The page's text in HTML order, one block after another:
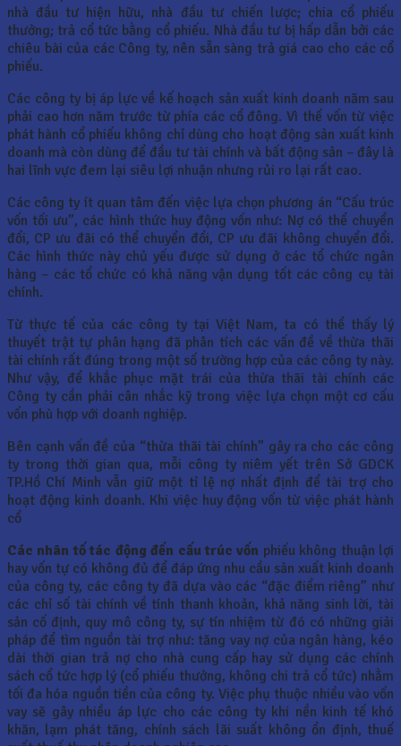
nhà đầu tư hiện hữu, nhà đầu tư chiến lược; chia cổ phiếu
thưởng; trả cổ tức bằng cổ phiếu. Nhà đầu tư bị hấp dẫn bởi các
chiêu bài của các Công ty, nên sẵn sàng trả giá cao cho các cổ
phiếu.
Các công ty bị áp lực về kế hoạch sản xuất kinh doanh năm sau
phải cao hơn năm trước từ phía các cổ đông. Vì thế vốn từ việc
phát hành cổ phiếu không chỉ dùng cho hoạt động sản xuất kinh
doanh mà còn dùng để đầu tư tài chính và bất động sản – đây là
hai lĩnh vực đem lại siêu lợi nhuận nhưng rủi ro lại rất cao.
Các công ty ít quan tâm đến việc lựa chọn phương án “Cấu trúc
vốn tối ưu”, các hình thức huy động vốn như: Nợ có thể chuyển
đổi, CP ưu đãi có thể chuyển đổi, CP ưu đãi không chuyển đổi.
Các hình thức này chủ yếu được sử dụng ở các tổ chức ngân
hàng – các tổ chức có khả năng vận dụng tốt các công cụ tài
chính.
Từ thực tế của các công ty tại Việt Nam, ta có thể thấy lý
thuyết trật tự phân hạng đã phân tích các vấn đề về thừa thãi
tài chính rất đúng trong một số trường hợp của các công ty này.
Như vậy, để khắc phục mặt trái của thừa thãi tài chính các
Công ty cần phải cân nhắc kỹ trong việc lựa chọn một cơ cấu
vốn phù hợp với doanh nghiệp.
Bên cạnh vấn đề của “thừa thãi tài chính” gây ra cho các công
ty trong thời gian qua, mỗi công ty niêm yết trên Sở GDCK
TP.Hồ Chí Minh vẫn giữ một tỉ lệ nợ nhất định để tài trợ cho
hoạt động kinh doanh. Khi việc huy động vốn từ việc phát hành
cổ
Các nhân tố tác động đến cấu trúc vốn phiếu không thuận lợi
hay vốn tự có không đủ để đáp ứng nhu cầu sản xuất kinh doanh
của công ty, các công ty đã dựa vào các “đặc điểm riêng” như
các chỉ số tài chính về tính thanh khoản, khả năng sinh lời, tài
sản cố định, quy mô công ty, sự tín nhiệm từ đó có những giải
pháp để tìm nguồn tài trợ như: tăng vay nợ của ngân hàng, kéo
dài thời gian trả nợ cho nhà cung cấp hay sử dụng các chính
sách cổ tức hợp lý (cổ phiếu thưởng, không chi trả cổ tức) nhằm
tối đa hóa nguồn tiền của công ty. Việc phụ thuộc nhiều vào vốn
vay sẽ gây nhiều áp lực cho các công ty khi nền kinh tế khó
khăn, lạm phát tăng, chính sách lãi suất không ổn định, thuế